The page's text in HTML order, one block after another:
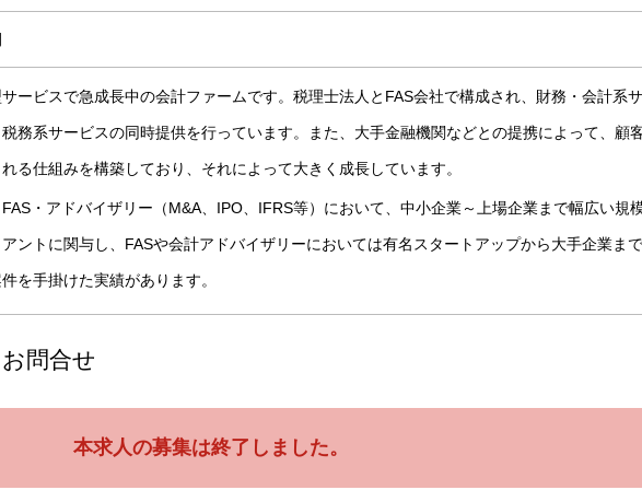
ービスで急成長中の会計ファームです。税理士法人とFAS会社で構成され、財務・会計系
税務系サービスの同時提供を行っています。また、大手金融機関などとの提携によって、顧
る仕組みを構築しており、それによって大きく成長しています。
・アドバイザリー（M&A、IPO、IFRS等）において、中小企業～上場企業まで幅広い規
ントに関与し、FASや会計アドバイザリーにおいては有名スタートアップから大手企業ま
を手掛けた実績があります。
問合せ
本求人の募集は終了しました。